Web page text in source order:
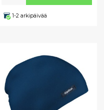
1-2 arkipäivää